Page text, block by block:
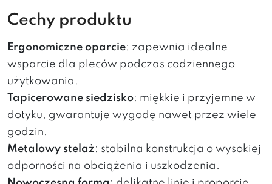
Cechy produktu
Ergonomiczne oparcie: zapewnia idealne
wsparcie dla pleców podczas codziennego
użytkowania.
Tapicerowane siedzisko: miękkie i przyjemne w
dotyku, gwarantuje wygodę nawet przez wiele
godzin.
Metalowy stelaż: stabilna konstrukcja o wysokiej
odporności na obciążenia i uszkodzenia.